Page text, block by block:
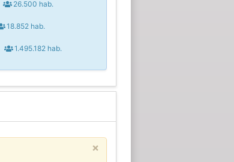
26.500 hab.
18.852 hab.
1.495.182 hab.
×